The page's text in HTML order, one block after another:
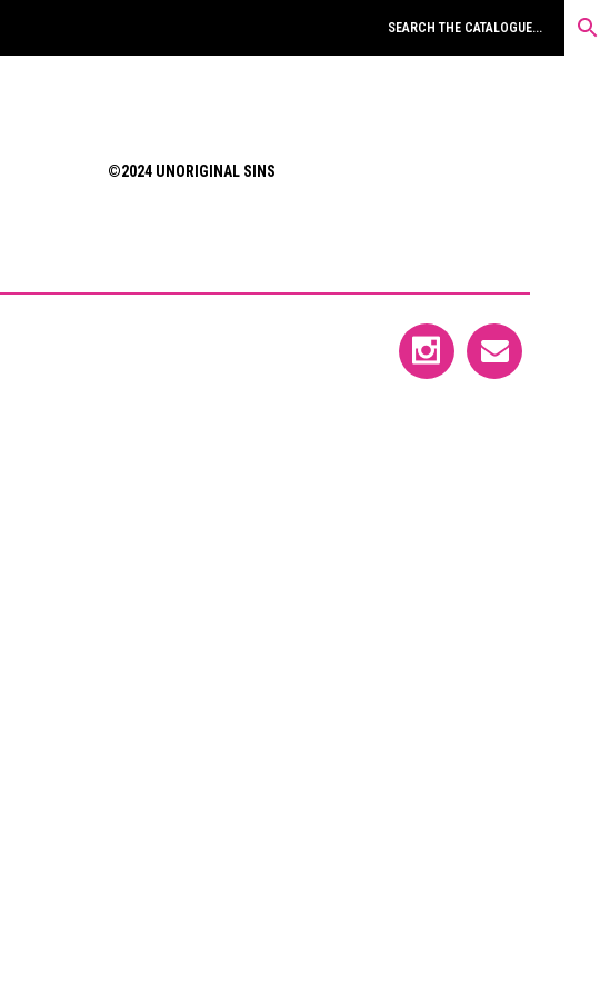
©2024 UNORIGINAL SINS